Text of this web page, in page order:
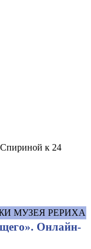
к 24
МУЗЕЯ РЕРИХА
Онлайн-